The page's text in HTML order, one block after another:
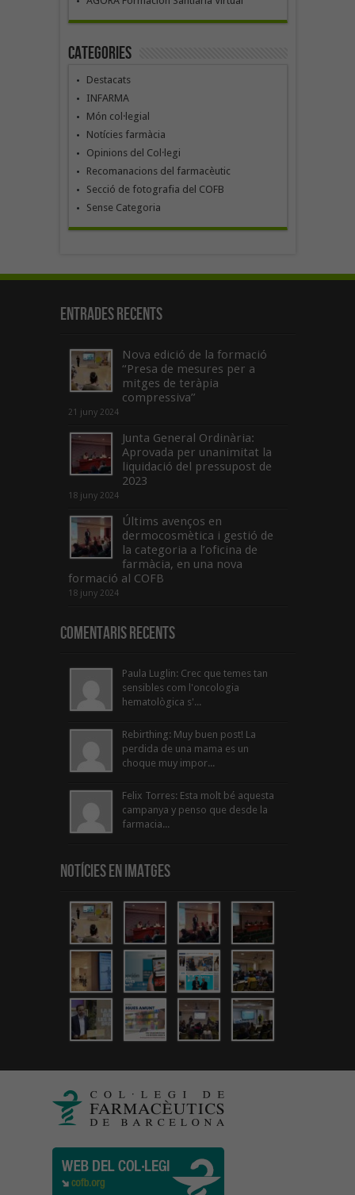
Categories
Destacats
INFARMA
Món col·legial
Notícies farmàcia
Opinions del Col·legi
Recomanacions del farmacèutic
Secció de fotografia del COFB
Sense Categoria
Entrades recents
Nova edició de la formació
“Presa de mesures per a
mitges de teràpia
compressiva”
21 juny 2024
Junta General Ordinària:
Aprovada per unanimitat la
liquidació del pressupost de
2023
18 juny 2024
Últims avenços en
dermocosmètica i gestió de
la categoria a l’oficina de
farmàcia, en una nova
formació al COFB
18 juny 2024
Comentaris Recents
Paula Luglin: Crec que temes tan
sensibles com l'oncologia
hematològica s'...
Rebirthing: Muy buen post! La
perdida de una mama es un
choque muy impor...
Felix Torres: Esta molt bé aquesta
campanya y penso que desde la
farmacia...
Notícies en Imatges